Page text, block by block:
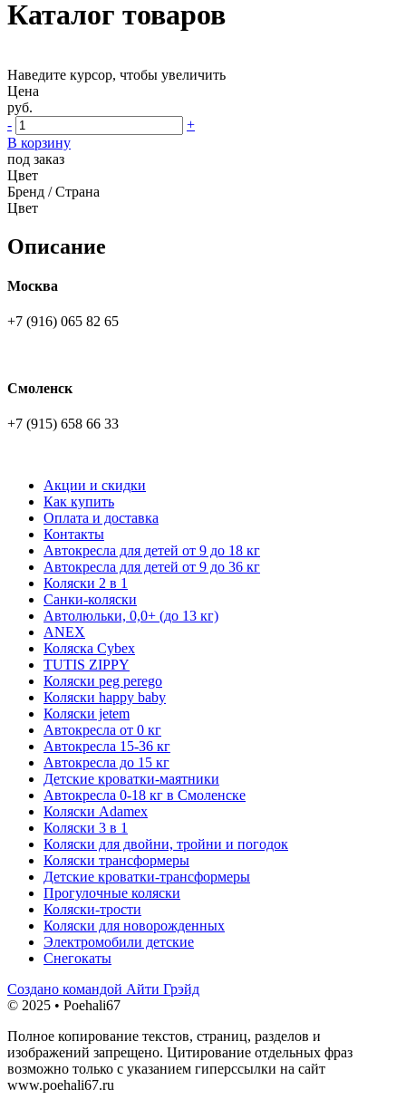
Каталог товаров
Наведите курсор, чтобы увеличить
Цена
руб.
-
+
В корзину
под заказ
Цвет
Бренд / Страна
Цвет
Описание
Москва
+7 (916) 065 82 65
Смоленск
+7 (915) 658 66 33
Акции и скидки
Как купить
Оплата и доставка
Контакты
Автокресла для детей от 9 до 18 кг
Автокресла для детей от 9 до 36 кг
Коляски 2 в 1
Санки-коляски
Автолюльки, 0,0+ (до 13 кг)
ANEX
Коляска Cybex
TUTIS ZIPPY
Коляски peg perego
Коляски happy baby
Коляски jetem
Автокресла от 0 кг
Автокресла 15-36 кг
Автокресла до 15 кг
Детские кроватки-маятники
Автокресла 0-18 кг в Смоленске
Коляски Adamex
Коляски 3 в 1
Коляски для двойни, тройни и погодок
Коляски трансформеры
Детские кроватки-трансформеры
Прогулочные коляски
Коляски-трости
Коляски для новорожденных
Электромобили детские
Снегокаты
Создано командой Айти Грэйд
© 2025 • Poehali67
Полное копирование текстов, страниц, разделов и
изображений запрещено. Цитирование отдельных фраз
возможно только с указанием гиперссылки на сайт
www.poehali67.ru